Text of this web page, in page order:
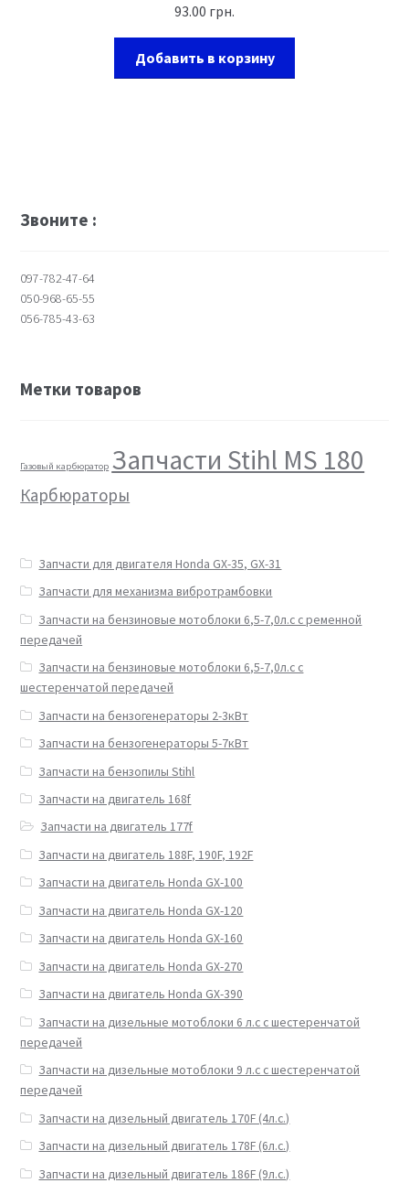
93.00 грн.
Добавить в корзину
Звоните :
097-782-47-64
050-968-65-55
056-785-43-63
Метки товаров
Газовый карбюратор Запчасти Stihl MS 180
Карбюраторы
Запчасти для двигателя Honda GX-35, GX-31
Запчасти для механизма вибротрамбовки
Запчасти на бензиновые мотоблоки 6,5-7,0л.с с ременной
передачей
Запчасти на бензиновые мотоблоки 6,5-7,0л.с с
шестеренчатой передачей
Запчасти на бензогенераторы 2-3кВт
Запчасти на бензогенераторы 5-7кВт
Запчасти на бензопилы Stihl
Запчасти на двигатель 168f
Запчасти на двигатель 177f
Запчасти на двигатель 188F, 190F, 192F
Запчасти на двигатель Honda GX-100
Запчасти на двигатель Honda GX-120
Запчасти на двигатель Honda GX-160
Запчасти на двигатель Honda GX-270
Запчасти на двигатель Honda GX-390
Запчасти на дизельные мотоблоки 6 л.с с шестеренчатой
передачей
Запчасти на дизельные мотоблоки 9 л.с с шестеренчатой
передачей
Запчасти на дизельный двигатель 170F (4л.с.)
Запчасти на дизельный двигатель 178F (6л.с.)
Запчасти на дизельный двигатель 186F (9л.с.)